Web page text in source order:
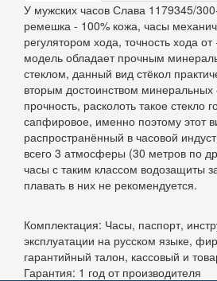
У мужских часов Слава 1179345/
ремешка - 100% кожа, часы
регулятором хода, точность хода
модель обладает прочным
стеклом, данный вид стёкол
вторым достоинством минеральных
прочность, расколоть такое стекло
сапфировое, именно поэтому этот
распространённый в часовой
всего 3 атмосферы (30 метров по
часы с таким классом водозащиты
плавать в них не рекомендуется.
Комплектация: Часы, паспорт,
эксплуатации на русском языке,
гарантийный талон, кассовый и
Гарантия: 1 год от производителя